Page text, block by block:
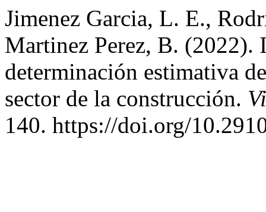
Jimenez Garcia, L. E.,
Martinez Perez, B. (2022).
determinación estimativa
sector de la construcción.
140. https://doi.org/